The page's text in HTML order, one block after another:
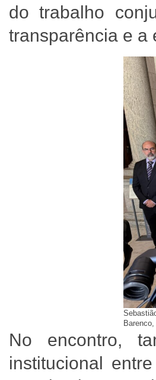
do trabalho
transparência e
No encontro,
institucional